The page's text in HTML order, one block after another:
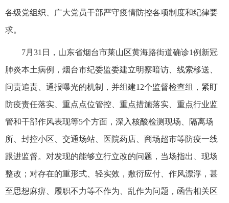
各级党组织、广大党员干部严守疫情防控各项制度和纪律要
求。
7月31日，山东省烟台市莱山区黄海路街道确诊1例新冠
肺炎本土病例，烟台市纪委监委建立明察暗访、线索移送、
问责追责、通报曝光的机制，并组建12个监督检查组，紧盯
防疫责任落实、重点点位管控、重点措施落实、重点行业监
管和干部作风表现等5个方面，深入核酸检测现场、隔离场
所、封控小区、交通场站、医院药店、商场超市等防疫一线
跟进监督。对发现的能够立行立改的问题，当场指出、现场
整改；对存在的重形式、轻实效，敷衍应付、作风漂浮，甚
至思想麻痹、履职不力等不作为、乱作为问题，函告相关区